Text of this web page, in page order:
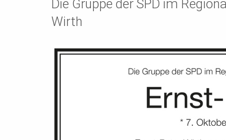
Die Gruppe der SPD im
Wirth